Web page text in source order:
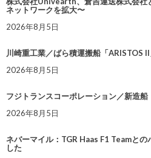
ネットワークを拡大〜
2026年8月5日
川崎重工業／ばら積運搬船「ARISTOS
2026年8月5日
フジトランスコーポレーション／新造船
2026年8月5日
ネバーマイル：TGR Haas F1 Teamと
した